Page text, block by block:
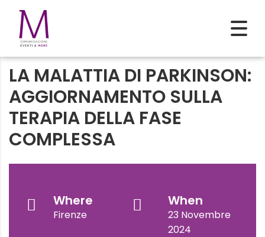
LA MALATTIA DI PARKINSON:
AGGIORNAMENTO SULLA
TERAPIA DELLA FASE
COMPLESSA
Where
Firenze
When
23 Novembre
2024